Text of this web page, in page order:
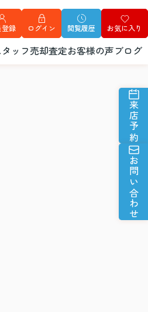
登録 ログイン 閲覧履歴 お気に入り
ッフ売却査定お客様の声ブログ
来店予約
お問い合わせ